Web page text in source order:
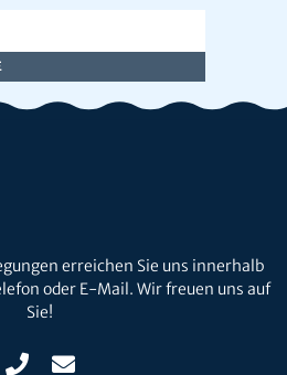
erreichen Sie uns innerhalb
oder E-Mail. Wir freuen uns auf
Sie!